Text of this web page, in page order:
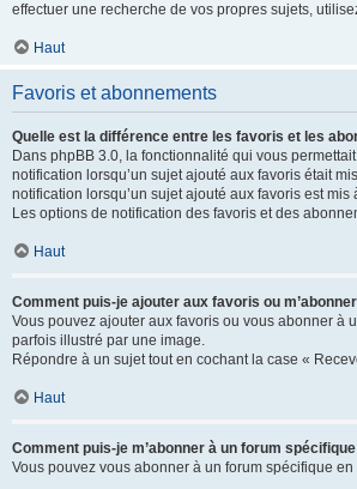
effectuer une recherche de vos propres sujets,
Haut
Favoris et abonnements
Quelle est la différence entre les favoris et les
Dans phpBB 3.0, la fonctionnalité qui vous
notification lorsqu’un sujet ajouté aux favoris était
notification lorsqu’un sujet ajouté aux favoris est
Les options de notification des favoris et des
Haut
Comment puis-je ajouter aux favoris ou
Vous pouvez ajouter aux favoris ou vous abonner à
parfois illustré par une image.
Répondre à un sujet tout en cochant la case «
Haut
Comment puis-je m’abonner à un forum
Vous pouvez vous abonner à un forum spécifique